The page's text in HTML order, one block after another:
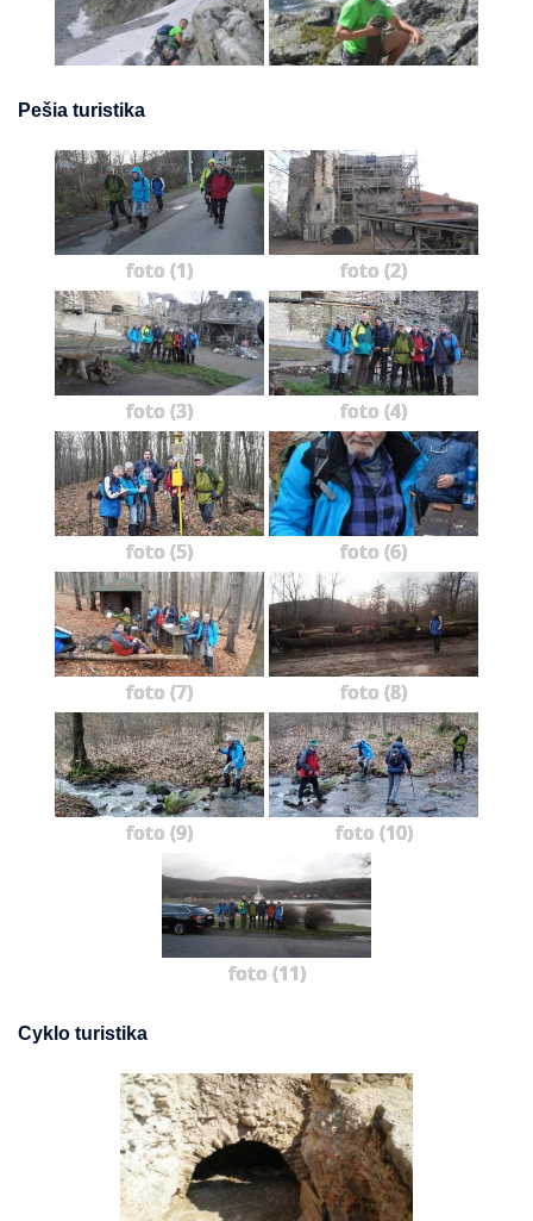
Pešia turistika
foto (1) foto (2)
foto (3) foto (4)
foto (5) foto (6)
foto (7) foto (8)
foto (9) foto (10)
foto (11)
Cyklo turistika